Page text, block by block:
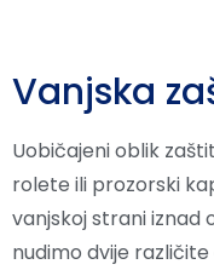
Vanjska
Uobičajeni oblik
rolete ili prozorski
vanjskoj strani iznad
nudimo dvije